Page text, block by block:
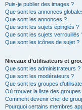
Puis-je publier des images ?
Que sont les annonces
Que sont les annonces ?
Que sont les sujets épinglés ?
Que sont les sujets verrouillés
Que sont les icônes de sujet ?
Niveaux d’utilisateurs et
Que sont les administrateurs ?
Que sont les modérateurs ?
Que sont les groupes
Où trouver la liste des
Comment devenir chef de
Pourquoi certains membres